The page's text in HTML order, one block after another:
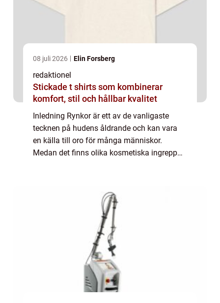
08 juli 2026 Elin Forsberg
redaktionel
Stickade t shirts som kombinerar
komfort, stil och hållbar kvalitet
Inledning Rynkor är ett av de vanligaste
tecknen på hudens åldrande och kan vara
en källa till oro för många människor.
Medan det finns olika kosmetiska ingrepp